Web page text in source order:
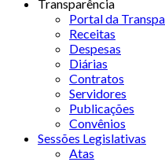
Transparência
Portal da
Receitas
Despesas
Diárias
Contratos
Servidores
Publicações
Convênios
Sessões Legislativas
Atas